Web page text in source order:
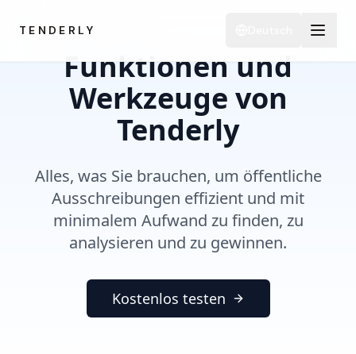
TENDERLY
Funktionen und
Werkzeuge von
Tenderly
Alles, was Sie brauchen, um öffentliche
Ausschreibungen effizient und mit
minimalem Aufwand zu finden, zu
analysieren und zu gewinnen.
Kostenlos testen